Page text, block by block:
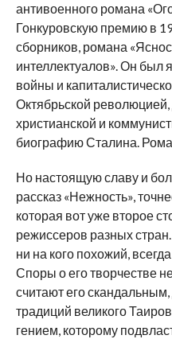
антивоенного романа
Гонкуровскую премию в
сборников, романа
интеллектуалов». Он был
войны и
Октябрьской революцией,
христианской и
биографию Сталина.
Но настоящую славу и
рассказ «Нежность»,
которая вот уже второе
режиссеров разных
ни на кого похожий,
Споры о его творчестве
считают его
традиций великого
гением, которому